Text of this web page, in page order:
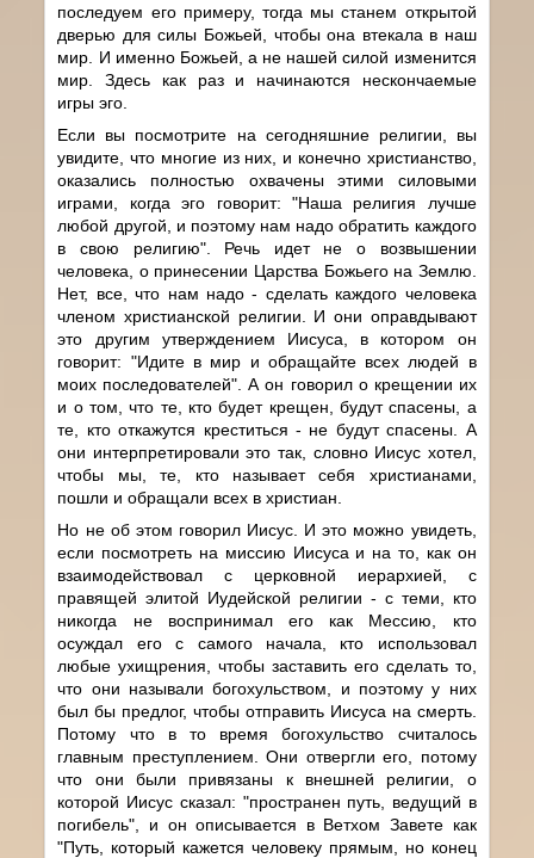
последуем его примеру, тогда мы станем открытой
дверью для силы Божьей, чтобы она втекала в наш
мир. И именно Божьей, а не нашей силой изменится
мир. Здесь как раз и начинаются нескончаемые
игры эго.
Если вы посмотрите на сегодняшние религии, вы
увидите, что многие из них, и конечно христианство,
оказались полностью охвачены этими силовыми
играми, когда эго говорит: "Наша религия лучше
любой другой, и поэтому нам надо обратить каждого
в свою религию". Речь идет не о возвышении
человека, о принесении Царства Божьего на Землю.
Нет, все, что нам надо - сделать каждого человека
членом христианской религии. И они оправдывают
это другим утверждением Иисуса, в котором он
говорит: "Идите в мир и обращайте всех людей в
моих последователей". А он говорил о крещении их
и о том, что те, кто будет крещен, будут спасены, а
те, кто откажутся креститься - не будут спасены. А
они интерпретировали это так, словно Иисус хотел,
чтобы мы, те, кто называет себя христианами,
пошли и обращали всех в христиан.
Но не об этом говорил Иисус. И это можно увидеть,
если посмотреть на миссию Иисуса и на то, как он
взаимодействовал с церковной иерархией, с
правящей элитой Иудейской религии - с теми, кто
никогда не воспринимал его как Мессию, кто
осуждал его с самого начала, кто использовал
любые ухищрения, чтобы заставить его сделать то,
что они называли богохульством, и поэтому у них
был бы предлог, чтобы отправить Иисуса на смерть.
Потому что в то время богохульство считалось
главным преступлением. Они отвергли его, потому
что они были привязаны к внешней религии, о
которой Иисус сказал: "пространен путь, ведущий в
погибель", и он описывается в Ветхом Завете как
"Путь, который кажется человеку прямым, но конец